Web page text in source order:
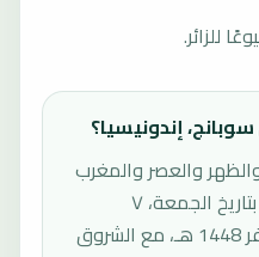
للزائر.
إندونيسيا؟
والعصر والمغرب
والعشاء في سوبانج، إندونيسيا بتاريخ الجمعة، ٧
أغسطس ٢٠٢٦ الموافق 24 صفر 1448 هـ، مع الشروق